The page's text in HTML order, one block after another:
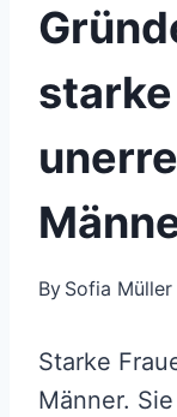
By Sofia Müller
Starke
Männer.